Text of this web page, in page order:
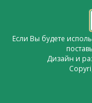
Если Вы будете
Дизайн и